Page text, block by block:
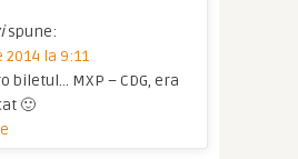
spune:
la 9:11
biletul… MXP – CDG, era
🙂